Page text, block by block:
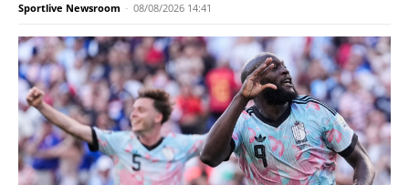
Sportlive Newsroom - 08/08/2026 14:41